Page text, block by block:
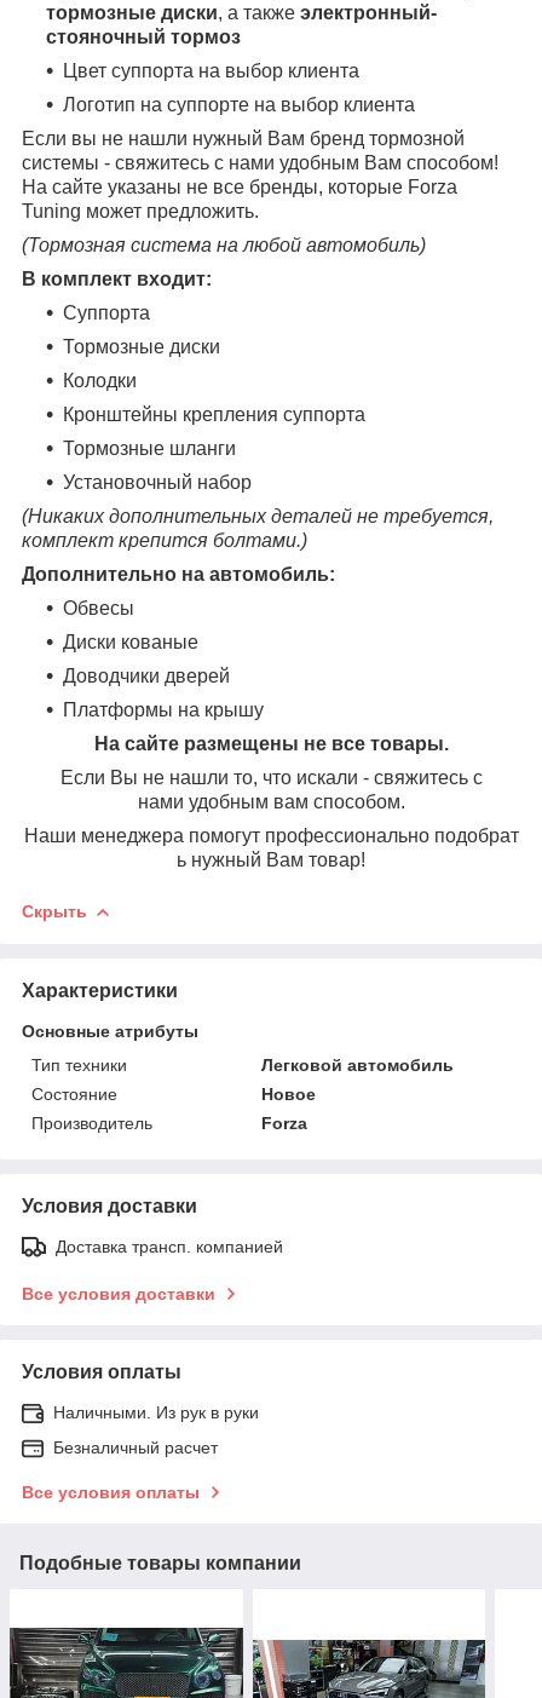
тормозные диски, а также электронный-
стояночный тормоз
Цвет суппорта на выбор клиента
Логотип на суппорте на выбор клиента
Если вы не нашли нужный Вам бренд тормозной
системы - свяжитесь с нами удобным Вам способом!
На сайте указаны не все бренды, которые Forza
Tuning может предложить.
(Тормозная система на любой автомобиль)
В комплект входит:
Суппорта
Тормозные диски
Колодки
Кронштейны крепления суппорта
Тормозные шланги
Установочный набор
(Никаких дополнительных деталей не требуется,
комплект крепится болтами.)
Дополнительно на автомобиль:
Обвесы
Диски кованые
Доводчики дверей
Платформы на крышу
На сайте размещены не все товары.
Если Вы не нашли то, что искали - свяжитесь с
нами удобным вам способом.
Наши менеджера помогут профессионально подобрат
ь нужный Вам товар!
Скрыть
Характеристики
Основные атрибуты
Тип техники
Легковой автомобиль
Состояние
Новое
Производитель
Forza
Условия доставки
Доставка трансп. компанией
Все условия доставки
Условия оплаты
Наличными. Из рук в руки
Безналичный расчет
Все условия оплаты
Подобные товары компании